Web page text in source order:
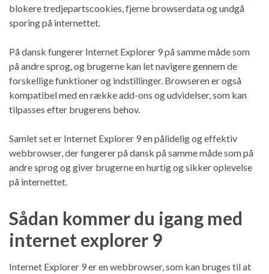
blokere tredjepartscookies, fjerne browserdata og undgå
sporing på internettet.
På dansk fungerer Internet Explorer 9 på samme måde som
på andre sprog, og brugerne kan let navigere gennem de
forskellige funktioner og indstillinger. Browseren er også
kompatibel med en række add-ons og udvidelser, som kan
tilpasses efter brugerens behov.
Samlet set er Internet Explorer 9 en pålidelig og effektiv
webbrowser, der fungerer på dansk på samme måde som på
andre sprog og giver brugerne en hurtig og sikker oplevelse
på internettet.
Sådan kommer du igang med
internet explorer 9
Internet Explorer 9 er en webbrowser, som kan bruges til at